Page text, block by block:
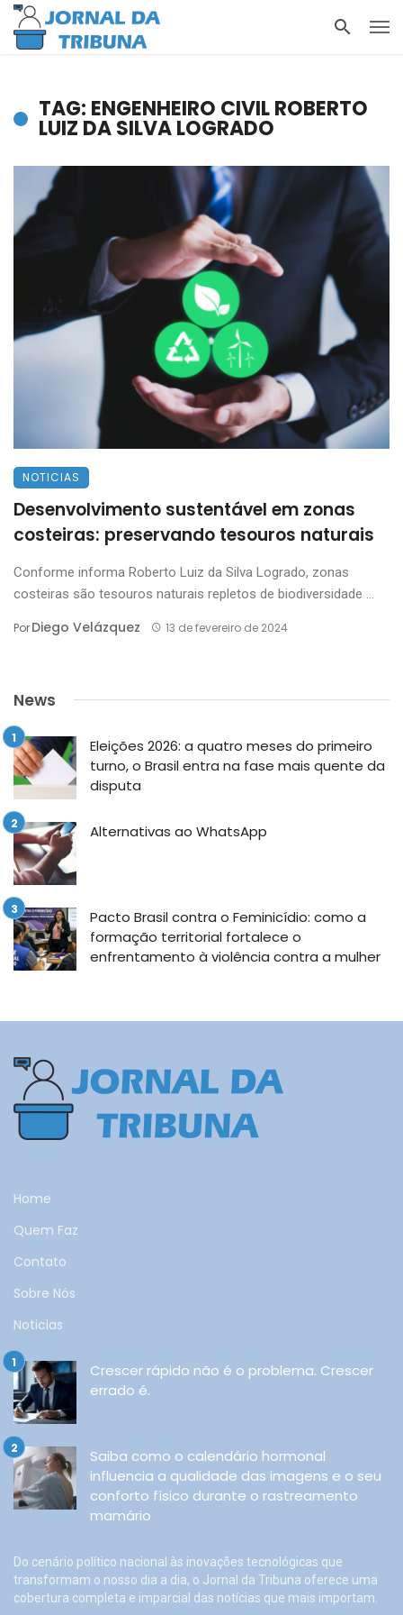
TAG: ENGENHEIRO CIVIL ROBERTO
LUIZ DA SILVA LOGRADO
NOTICIAS
Desenvolvimento sustentável em zonas
costeiras: preservando tesouros naturais
Conforme informa Roberto Luiz da Silva Logrado, zonas
costeiras são tesouros naturais repletos de biodiversidade ...
PorDiego Velázquez 13 de fevereiro de 2024
News
Eleições 2026: a quatro meses do primeiro
turno, o Brasil entra na fase mais quente da
disputa
Alternativas ao WhatsApp
Pacto Brasil contra o Feminicídio: como a
formação territorial fortalece o
enfrentamento à violência contra a mulher
Home
Quem Faz
Contato
Sobre Nós
Noticias
Crescer rápido não é o problema. Crescer
errado é.
Saiba como o calendário hormonal
influencia a qualidade das imagens e o seu
conforto físico durante o rastreamento
mamário
Do cenário político nacional às inovações tecnológicas que
transformam o nosso dia a dia, o Jornal da Tribuna oferece uma
cobertura completa e imparcial das notícias que mais importam.